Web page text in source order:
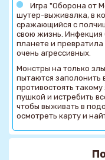
Игра "Оборона от
шутер-выживалка, в
сражающийся с
свою жизнь. Инфекция
планете и
очень агрессивных.
Монстры на только
пытаются заполонить
противостоять
пушкой и истребить
чтобы выживать в
осмотреть карту и